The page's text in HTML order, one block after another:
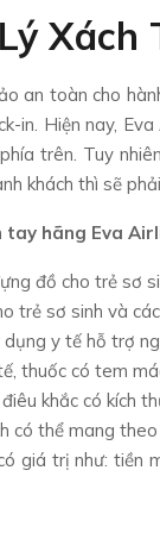
Xách
an toàn cho
in. Hiện nay,
trên. Tuy
khách thì sẽ
tay hãng Eva
đồ cho trẻ sơ
trẻ sơ sinh và
y tế hỗ trợ
thuốc có tem
khắc có kích
có thể mang
giá trị như: tiền